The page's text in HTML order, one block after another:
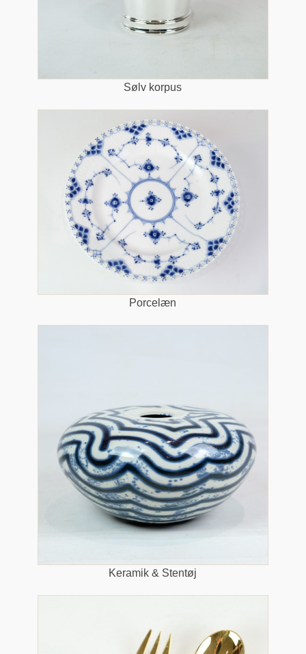
Sølv korpus
Porcelæn
Keramik & Stentøj